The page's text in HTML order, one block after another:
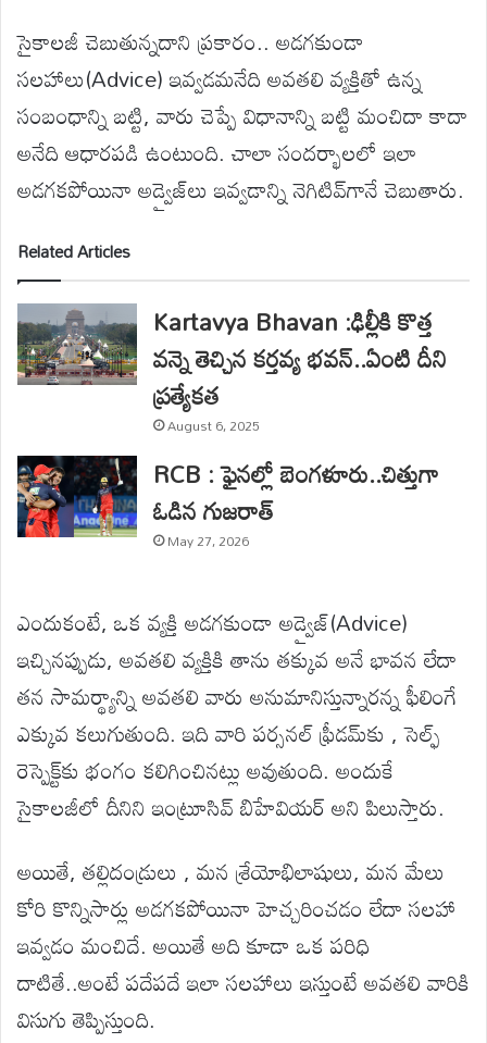
సైకాలజీ చెబుతున్నదాని ప్రకారం.. అడగకుండా
సలహాలు(Advice) ఇవ్వడమనేది అవతలి వ్యక్తితో ఉన్న
సంబంధాన్ని బట్టి, వారు చెప్పే విధానాన్ని బట్టి మంచిదా కాదా
అనేది ఆధారపడి ఉంటుంది. చాలా సందర్భాలలో ఇలా
అడగకపోయినా అడ్వైజ్‌లు ఇవ్వడాన్ని నెగిటివ్‌గానే చెబుతారు.
Related Articles
Kartavya Bhavan :ఢిల్లీకి కొత్త
వన్నె తెచ్చిన కర్తవ్య భవన్..ఏంటి దీని
ప్రత్యేకత
August 6, 2025
RCB : ఫైనల్లో బెంగళూరు..చిత్తుగా
ఓడిన గుజరాత్
May 27, 2026
ఎందుకంటే, ఒక వ్యక్తి అడగకుండా అడ్వైజ్(Advice)
ఇచ్చినప్పుడు, అవతలి వ్యక్తికి తాను తక్కువ అనే భావన లేదా
తన సామర్థ్యాన్ని అవతలి వారు అనుమానిస్తున్నారన్న ఫీలింగే
ఎక్కువ కలుగుతుంది. ఇది వారి పర్సనల్ ఫ్రీడమ్‌కు , సెల్ఫ్
రెస్పెక్ట్‌కు భంగం కలిగించినట్లు అవుతుంది. అందుకే
సైకాలజీలో దీనిని ఇంట్రూసివ్ బిహేవియర్ అని పిలుస్తారు.
అయితే, తల్లిదండ్రులు , మన శ్రేయోభిలాషులు, మన మేలు
కోరి కొన్నిసార్లు అడగకపోయినా హెచ్చరించడం లేదా సలహా
ఇవ్వడం మంచిదే. అయితే అది కూడా ఒక పరిధి
దాటితే..అంటే పదేపదే ఇలా సలహాలు ఇస్తుంటే అవతలి వారికి
విసుగు తెప్పిస్తుంది.